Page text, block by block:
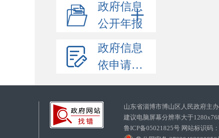
政府信息
公开年报
政府信息
依申请公开
山东省淄博市博山区人民政府
建议电脑屏幕分辨率大于
鲁ICP备05021825号 网站标识码